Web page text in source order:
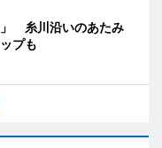
糸川沿いのあたみ
プも